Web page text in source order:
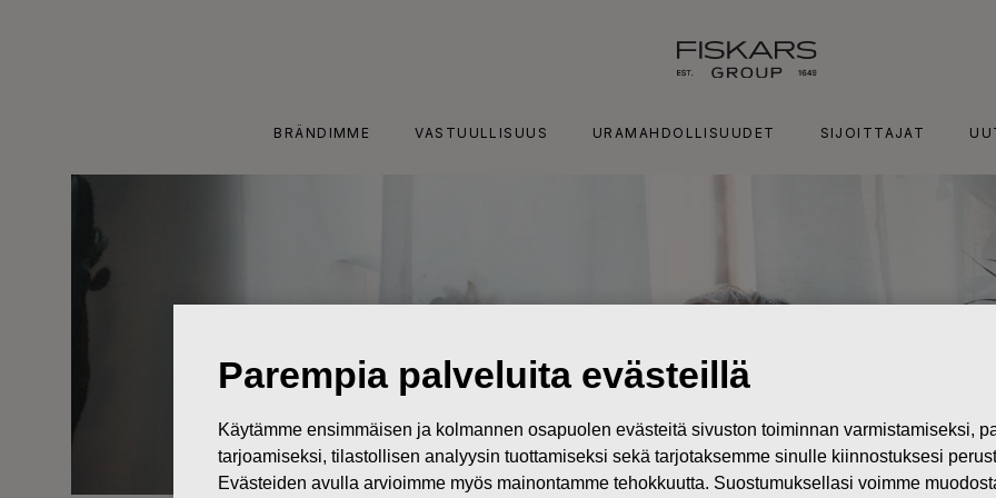
BRÄNDIMME VASTUULLISUUS URAMAHDOLLISUUDET SIJOITTAJAT
Parempia palveluita evästeillä
Käytämme ensimmäisen ja kolmannen osapuolen evästeitä sivuston toiminnan varmistamiseksi,
tarjoamiseksi, tilastollisen analyysin tuottamiseksi sekä tarjotaksemme sinulle kiinnostuksesi
Evästeiden avulla arvioimme myös mainontamme tehokkuutta. Suostumuksellasi voimme